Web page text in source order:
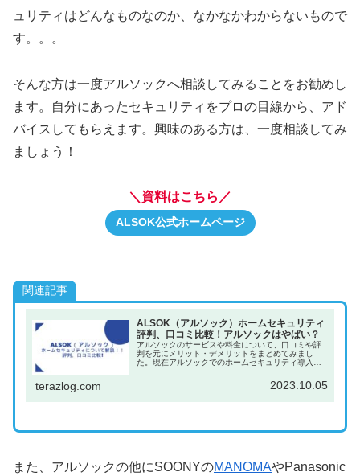
ュリティはどんなものなのか、なかなかわからないもので
す。。。
そんな方は一度アルソックへ相談してみることをお勧めし
ます。自分にあったセキュリティをプロの目線から、アド
バイスしてもらえます。興味のある方は、一度相談してみ
ましょう！
＼資料はこちら／
ALSOK公式ホームページ
関連記事
ALSOK（アルソック）ホームセキュリティ
評判、口コミ比較！アルソックはやばい？
アルソックのサービスや料金について、口コミや評
判を元にメリット・デメリットをまとめてみまし
た。現在アルソックでのホームセキュリティ導入を
ご参考になれば幸いです。＼資料請求はこちら／
terazlog.com 2023.10.05
また、アルソックの他にSOONYのMANOMAやPanasonic